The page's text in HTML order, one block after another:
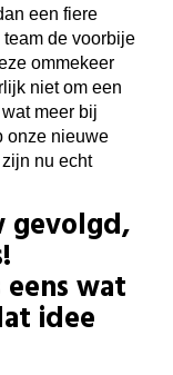
een fiere
de voorbije
ommekeer
niet om een
meer bij
onze nieuwe
nu echt
gevolgd,
wat
idee